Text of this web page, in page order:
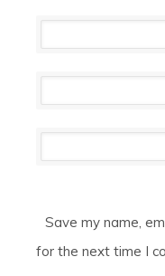
Save my name,
for the next time I